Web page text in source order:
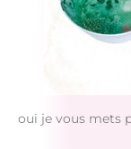
oui je vous mets